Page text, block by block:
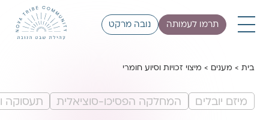
תרמו לעמותה נובה מרקט
בית> מענים > מיצוי זכויות וסיוע חומרי
מיזם יובלים המחלקה הפסיכו-סוציאלית תעסוקה